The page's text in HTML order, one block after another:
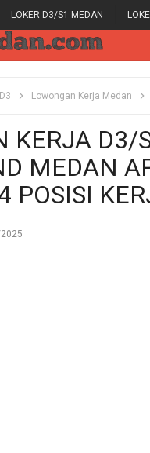
LOKER D3/S1 MEDAN
Lowongan Kerja Medan
KERJA D3/
MEDAN
POSISI